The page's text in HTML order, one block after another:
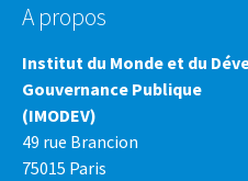
A propos
Institut du Monde et du
Gouvernance Publique
(IMODEV)
49 rue Brancion
75015 Paris